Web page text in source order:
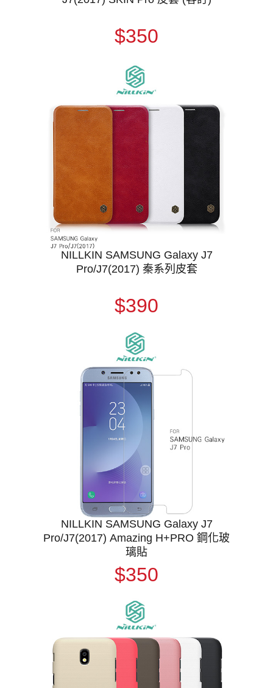
$350
NILLKIN SAMSUNG Galaxy J7
Pro/J7(2017) 秦系列皮套
$390
NILLKIN SAMSUNG Galaxy J7
Pro/J7(2017) Amazing H+PRO 鋼化玻
璃貼
$350